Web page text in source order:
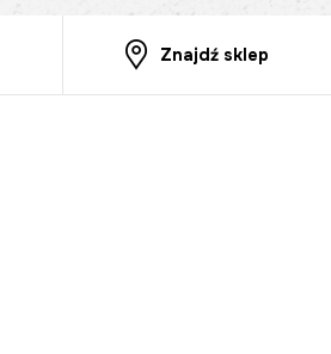
Znajdź sklep